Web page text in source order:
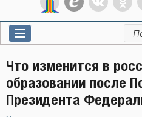
Что изменится в
образовании после
Президента